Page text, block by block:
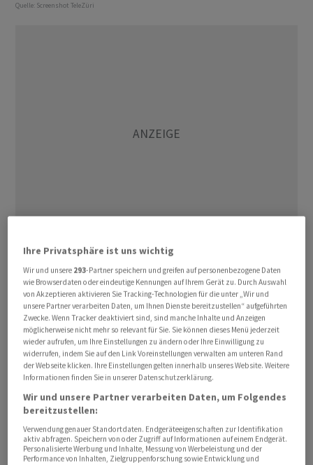
Quelle: Screenshot TeleZüri
Strafzölle von 39 Prozent auf Güter aus der Schweiz.
Nun äussert sich die Bundespräsidentin Karin Keller-
Sutter nach dem Zollschock im Interview mit «TeleZüri»
zum ersten Mal ausführlich.
Der Zoll sei nicht das Resultat von Verhandlungen, so
Keller-Sutter. «Wir hatten eine Vereinbarung mit dem
Handelsministerium, dem Finanzministerium und dem
Handelsbeauftragten.» Sie verwies auf ihr Telefonat mit
Trump: «Innert Minuten war klar, dass er diesen Deal
vom Tisch wischt».
Ihre Privatsphäre ist uns wichtig
Wir und unsere 293-Partner speichern und greifen auf personenbezogene Daten
wie Browserdaten oder eindeutige Kennungen auf Ihrem Gerät zu. Durch Auswahl
von Akzeptieren aktivieren Sie Tracking-Technologien für die unter „Wir und
unsere Partner verarbeiten Daten, um Ihnen Dienste bereitzustellen“ aufgeführten
Zwecke. Wenn Tracker deaktiviert sind, sind manche Inhalte und Anzeigen
möglicherweise nicht mehr so relevant für Sie. Sie können dieses Menü jederzeit
wieder aufrufen, um Ihre Einstellungen zu ändern oder Ihre Einwilligung zu
widerrufen, indem Sie auf den Link Voreinstellungen verwalten am unteren Rand
der Webseite klicken. Ihre Einstellungen gelten innerhalb unseres Website. Weitere
Informationen finden Sie in unserer Datenschutzerklärung.
Wir und unsere Partner verarbeiten Daten, um Folgendes
bereitzustellen:
Verwendung genauer Standortdaten. Endgeräteeigenschaften zur Identifikation
aktiv abfragen. Speichern von oder Zugriff auf Informationen auf einem Endgerät.
Personalisierte Werbung und Inhalte, Messung von Werbeleistung und der
Performance von Inhalten, Zielgruppenforschung sowie Entwicklung und